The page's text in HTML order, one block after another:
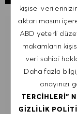
kişisel
aktarılmasını
ABD yeterli
makamların
veri sahibi
Daha fazla bilgi,
onayınızı
TERCIHLERI"
GIZLILIK
BENZER
İş uyarıları
NOT: Kayıt
davetiyeleri ve
e-postalar